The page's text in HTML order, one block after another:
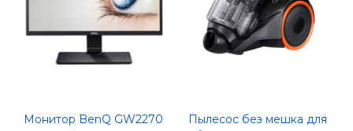
Монитор BenQ GW2270
Пылесос без мешка для